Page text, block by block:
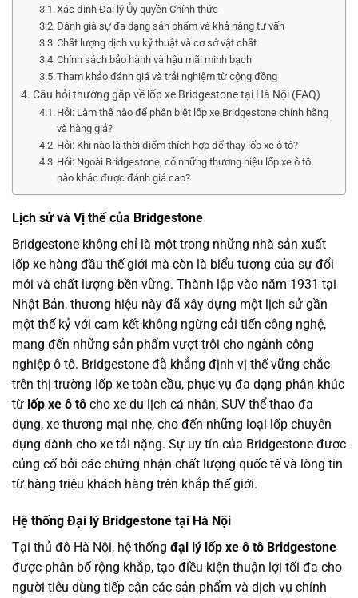
Xác định Đại lý Ủy quyền Chính thức
Đánh giá sự đa dạng sản phẩm và khả năng tư vấn
Chất lượng dịch vụ kỹ thuật và cơ sở vật chất
Chính sách bảo hành và hậu mãi minh bạch
Tham khảo đánh giá và trải nghiệm từ cộng đồng
Câu hỏi thường gặp về lốp xe Bridgestone tại Hà Nội (FAQ)
Hỏi: Làm thế nào để phân biệt lốp xe Bridgestone chính hãng
và hàng giả?
Hỏi: Khi nào là thời điểm thích hợp để thay lốp xe ô tô?
Hỏi: Ngoài Bridgestone, có những thương hiệu lốp xe ô tô
nào khác được đánh giá cao?
Lịch sử và Vị thế của Bridgestone
Bridgestone không chỉ là một trong những nhà sản xuất
lốp xe hàng đầu thế giới mà còn là biểu tượng của sự đổi
mới và chất lượng bền vững. Thành lập vào năm 1931 tại
Nhật Bản, thương hiệu này đã xây dựng một lịch sử gần
một thế kỷ với cam kết không ngừng cải tiến công nghệ,
mang đến những sản phẩm vượt trội cho ngành công
nghiệp ô tô. Bridgestone đã khẳng định vị thế vững chắc
trên thị trường lốp xe toàn cầu, phục vụ đa dạng phân khúc
từ lốp xe ô tô cho xe du lịch cá nhân, SUV thể thao đa
dụng, xe thương mại nhẹ, cho đến những loại lốp chuyên
dụng dành cho xe tải nặng. Sự uy tín của Bridgestone được
củng cố bởi các chứng nhận chất lượng quốc tế và lòng tin
từ hàng triệu khách hàng trên khắp thế giới.
Hệ thống Đại lý Bridgestone tại Hà Nội
Tại thủ đô Hà Nội, hệ thống đại lý lốp xe ô tô Bridgestone
được phân bố rộng khắp, tạo điều kiện thuận lợi tối đa cho
người tiêu dùng tiếp cận các sản phẩm và dịch vụ chính